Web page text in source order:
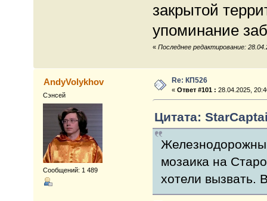
закрытой
упоминание
« Последнее редактирование:
AndyVolykhov
Сэнсей
Сообщений: 1 489
Re: КП526
«Ответ #101 : 28.04.2025,
Цитата:
мозаика на
хотели вызвать.